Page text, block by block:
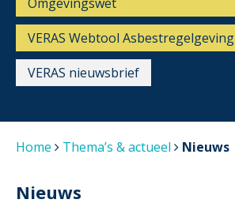
VERAS Webtool Asbestregelgeving
VERAS nieuwsbrief
Home Thema’s & actueel Nieuws
Nieuws